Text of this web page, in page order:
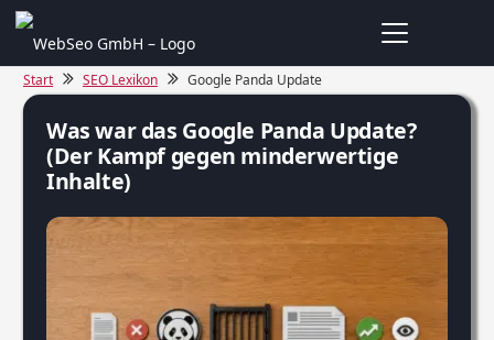
Start SEO Lexikon Google Panda Update
Was war das Google Panda Update?
(Der Kampf gegen minderwertige
Inhalte)